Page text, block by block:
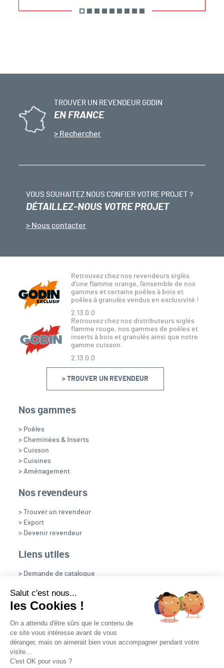
TROUVER UN REVENDEUR GODIN
EN FRANCE
Rechercher
VOUS SOUHAITEZ NOUS CONFIER VOTRE PROJET ?
DÉTAILLEZ-NOUS VOTRE PROJET
Nous contacter
Retrouvez chez nos revendeurs siglés
d’une flamme orange, l’ensemble de nos
gammes et certains poêles à bois et
poêles à granulés vendus en exclusivité !
2.13.0.0
Retrouvez chez nos distributeurs siglés
flamme rouge, nos gammes de poêles et
inserts à bois et granulés ainsi que notre
gamme cuisson.
2.13.0.0
> TROUVER UN REVENDEUR
Nos gammes
> Poêles
> Cheminées & Inserts
> Cuisson
> Cuisines
> Aménagement
Nos revendeurs
> Trouver un revendeur
> Export
> Devenir revendeur
Liens utiles
> Demande de catalogue
> OpenFire
Nous suivre
Salut c'est nous...
les Cookies !
On a attendu d'être sûrs que le contenu de
ce site vous intéresse avant de vous
déranger, mais on aimerait bien vous accompagner pendant votre
visite...
C'est OK pour vous ?